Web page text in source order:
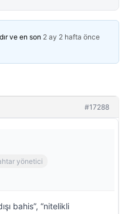
ve en son 2 ay 2 hafta önce
#17288
yönetici
bahis”, “nitelikli